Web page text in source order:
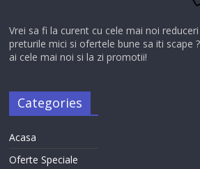
Vrei sa fi la curent cu cele mai noi
preturile mici si ofertele bune sa iti scape
ai cele mai noi si la zi promotii!
Categories
Acasa
Oferte Speciale